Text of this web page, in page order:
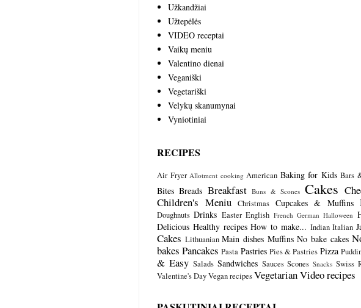
Užkandžiai
Užtepėlės
VIDEO receptai
Vaikų meniu
Valentino dienai
Veganiški
Vegetariški
Velykų skanumynai
Vyniotiniai
RECIPES
Air Fryer Allotment cooking American Baking for Kids Bars
Bites Breads Breakfast Buns & Scones Cakes
Children's Meniu
Christmas Cupcakes & Muffins
Doughnuts Drinks Easter English French German Halloween
Delicious Healthy recipes How to make... Indian Italian
Cakes Lithuanian Main dishes Muffins No bake cakes
bakes Pancakes Pasta Pastries Pies & Pastries Pizza
& Easy Salads Sandwiches Sauces Scones Snacks Swiss
Valentine's DayVegan recipesVegetarianVideo recipes